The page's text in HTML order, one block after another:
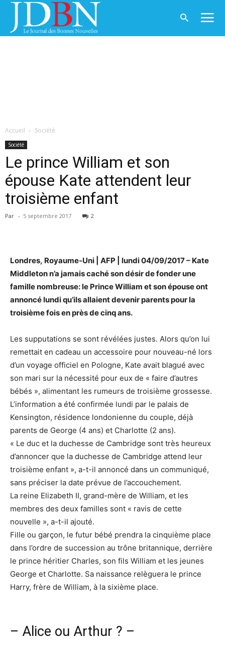
Accueil Société
Société
Le prince William et son
épouse Kate attendent leur
troisième enfant
Par - 5 septembre 2017 2
Londres, Royaume-Uni | AFP | lundi 04/09/2017 – Kate
Middleton n’a jamais caché son désir de fonder une
famille nombreuse: le Prince William et son épouse ont
annoncé lundi qu’ils allaient devenir parents pour la
troisième fois en près de cinq ans.
Les supputations se sont révélées justes. Alors qu’on lui
remettait en cadeau un accessoire pour nouveau-né lors
d’un voyage officiel en Pologne, Kate avait blagué avec
son mari sur la nécessité pour eux de « faire d’autres
bébés », alimentant les rumeurs de troisième grossesse.
L’information a été confirmée lundi par le palais de
Kensington, résidence londonienne du couple, déjà
parents de George (4 ans) et Charlotte (2 ans).
« Le duc et la duchesse de Cambridge sont très heureux
d’annoncer que la duchesse de Cambridge attend leur
troisième enfant », a-t-il annoncé dans un communiqué,
sans préciser la date prévue de l’accouchement.
La reine Elizabeth II, grand-mère de William, et les
membres des deux familles sont « ravis de cette
nouvelle », a-t-il ajouté.
Fille ou garçon, le futur bébé prendra la cinquième place
dans l’ordre de succession au trône britannique, derrière
le prince héritier Charles, son fils William et les jeunes
George et Charlotte. Sa naissance relèguera le prince
Harry, frère de William, à la sixième place.
– Alice ou Arthur ? –